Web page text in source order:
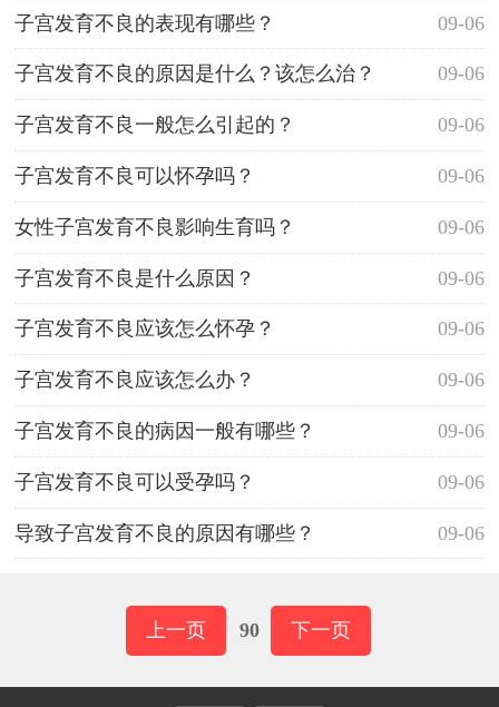
09-06
子宫发育不良的表现有哪些？
09-06
子宫发育不良的原因是什么？该怎么治？
09-06
子宫发育不良一般怎么引起的？
09-06
子宫发育不良可以怀孕吗？
09-06
女性子宫发育不良影响生育吗？
09-06
子宫发育不良是什么原因？
09-06
子宫发育不良应该怎么怀孕？
09-06
子宫发育不良应该怎么办？
09-06
子宫发育不良的病因一般有哪些？
09-06
子宫发育不良可以受孕吗？
09-06
导致子宫发育不良的原因有哪些？
上一页 90 下一页